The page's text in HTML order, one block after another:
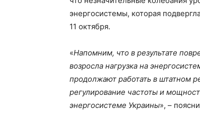
энергосистемы, которая
11 октября.
«Напомним, что в результате
возросла нагрузка на
продолжают работать в штатном
регулирование частоты и
энергосистеме Украины», –